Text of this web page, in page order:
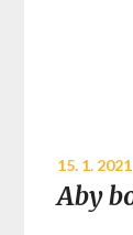
15. 1. 2021
Aby